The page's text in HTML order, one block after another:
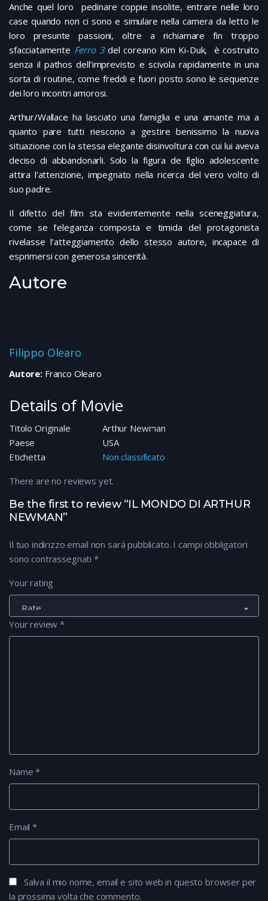
Anche quel loro pedinare coppie insolite, entrare nelle loro
case quando non ci sono e simulare nella camera da letto le
loro presunte passioni, oltre a richiamare fin troppo
sfacciatamente Ferro 3del coreano Kim Ki-Duk, è costruito
senza il pathos dell’imprevisto e scivola rapidamente in una
sorta di routine, come freddi e fuori posto sono le sequenze
dei loro incontri amorosi.
Arthur/Wallace ha lasciato una famiglia e una amante ma a
quanto pare tutti riescono a gestire benissimo la nuova
situazione con la stessa elegante disinvoltura con cui lui aveva
deciso di abbandonarli. Solo la figura de figlio adolescente
attira l'attenzione, impegnato nella ricerca del vero volto di
suo padre.
Il difetto del film sta evidentemente nella sceneggiatura,
come se l’eleganza composta e timida del protagonista
rivelasse l’atteggiamento dello stesso autore, incapace di
esprimersi con generosa sincerità.
Autore
Filippo Olearo
Autore:Franco Olearo
Details of Movie
Titolo Originale
Arthur Newman
Paese
USA
Etichetta
Non classificato
Be the first to review “IL MONDO DI ARTHUR
NEWMAN”
Il tuo indirizzo email non sarà pubblicato. I campi obbligatori
sono contrassegnati *
Your rating
Your review*
Name*
Email*
Salva il mio nome, email e sito web in questo browser per
la prossima volta che commento.
There are no reviews yet.